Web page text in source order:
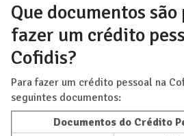
Que documentos
fazer um crédito
Cofidis?
Para fazer um crédito pessoal na
seguintes documentos:
Documentos do Crédito